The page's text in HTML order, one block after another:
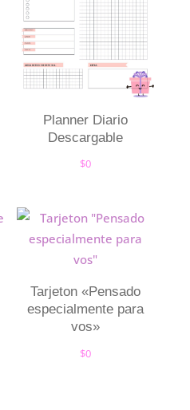
Planner Diario
Descargable
$0
Tarjeton «Pensado
especialmente para
vos»
$0